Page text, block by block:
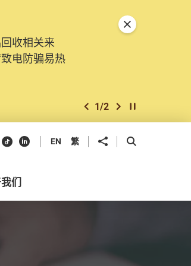
收相关来
电防骗易热
上一个
1/2 下一个开始/暂停幻灯
关闭特別通告
抖音领英 EN 繁 分享到 开启搜寻框
们